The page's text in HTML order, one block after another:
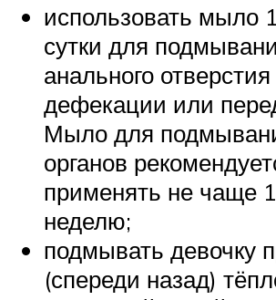
использовать мыло
сутки для
анального
дефекации или
Мыло для
органов
применять не чаще
неделю;
подмывать девочку
(спереди назад)